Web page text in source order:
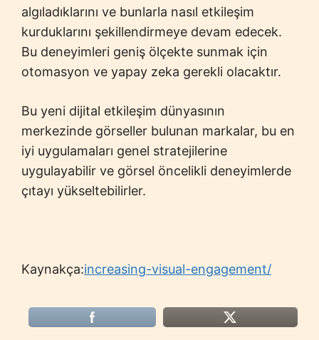
algıladıklarını ve bunlarla nasıl etkileşim
kurduklarını şekillendirmeye devam edecek.
Bu deneyimleri geniş ölçekte sunmak için
otomasyon ve yapay zeka gerekli olacaktır.
Bu yeni dijital etkileşim dünyasının
merkezinde görseller bulunan markalar, bu en
iyi uygulamaları genel stratejilerine
uygulayabilir ve görsel öncelikli deneyimlerde
çıtayı yükseltebilirler.
Kaynakça:increasing-visual-engagement/